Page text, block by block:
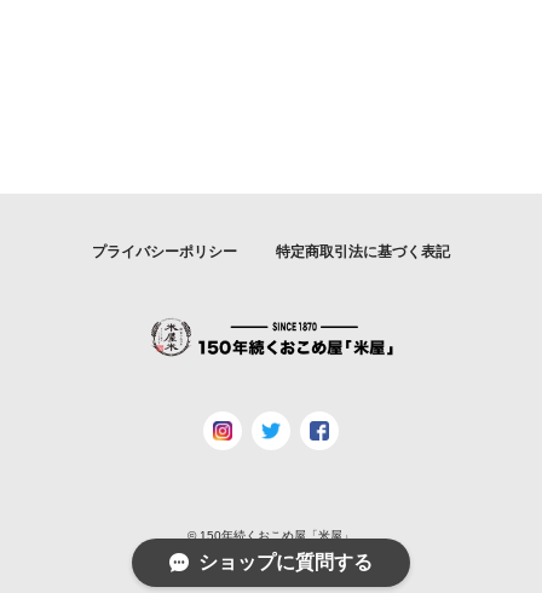
プライバシーポリシー 特定商取引法に基づく表記
© 150年続くおこめ屋「米屋」
ショップに質問する